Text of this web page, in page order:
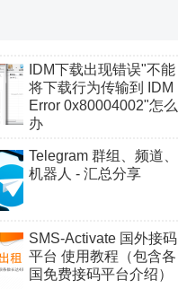
IDM下载出现错误"不能
将下载行为传输到 IDM
Error 0x80004002"怎么
办
Telegram 群组、频道、
机器人 - 汇总分享
SMS-Activate 国外接码
平台 使用教程（包含各
国免费接码平台介绍）